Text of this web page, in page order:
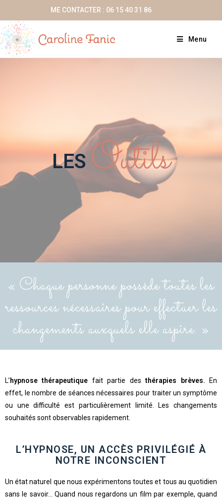
ME CONTACTER : 06 15 40 31 86
Menu
LES Outils
« Chaque personne possède toutes les
ressources nécessaires pour effectuer les
changements auxquels elle aspire. »
L’hypnose thérapeutique fait partie desthérapies brèves.
En
effet, le nombre de séances nécessaires pour traiter un symptôme
ou une difficulté est particulièrement limité. Les changements
souhaités sont observables rapidement.
L’HYPNOSE, UN ACCÈS PRIVILÉGIÉ À
NOTRE INCONSCIENT
Un état naturel que nous expérimentons toutes et tous au quotidien
sans le savoir… Quand nous regardons un film par exemple, quand